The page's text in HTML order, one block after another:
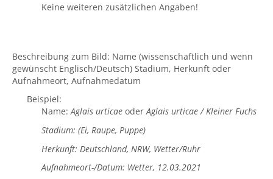
Keine weiteren zusätzlichen Angaben!
Beschreibung zum Bild: Name (wissenschaftlich und wenn
gewünscht Englisch/Deutsch) Stadium, Herkunft oder
Aufnahmeort, Aufnahmedatum
Beispiel:
Name:Aglais urticae oderAglais urticae / Kleiner Fuchs
Stadium: (Ei, Raupe, Puppe)
Herkunft: Deutschland, NRW, Wetter/Ruhr
Aufnahmeort-/Datum: Wetter, 12.03.2021